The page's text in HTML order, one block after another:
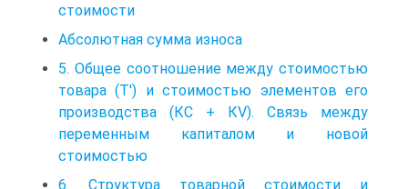
стоимости
Абсолютная сумма износа
5. Общее соотношение между стоимостью
товара (T′) и стоимостью элементов его
производства (КC + КV). Связь между
переменным капиталом и новой
стоимостью
6. Структура товарной стоимости и